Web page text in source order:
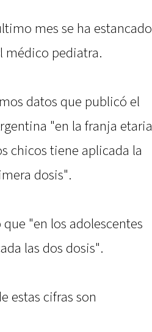
mes se ha estancado
médico pediatra.
datos que publicó el
"en la franja etaria
chicos tiene aplicada la
dosis".
"en los adolescentes
las dos dosis".
estas cifras son